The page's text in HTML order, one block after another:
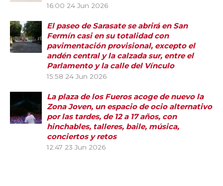
16:00 24 Jun 2026
El paseo de Sarasate se abrirá en San
Fermín casi en su totalidad con
pavimentación provisional, excepto el
andén central y la calzada sur, entre el
Parlamento y la calle del Vínculo
15:58 24 Jun 2026
La plaza de los Fueros acoge de nuevo la
Zona Joven, un espacio de ocio alternativo
por las tardes, de 12 a 17 años, con
hinchables, talleres, baile, música,
conciertos y retos
12:47 23 Jun 2026